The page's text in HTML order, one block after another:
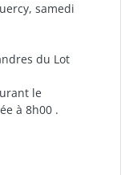
samedi
du Lot
le
à 8h00 .